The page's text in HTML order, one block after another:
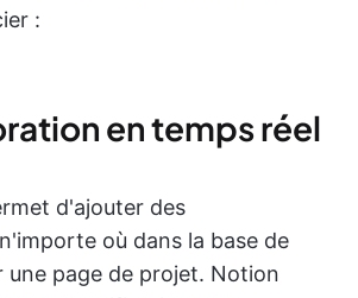
:
en temps réel
d'ajouter des
où dans la base de
une page de projet. Notion